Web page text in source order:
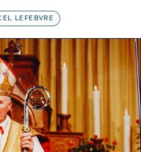
LEFEBVRE